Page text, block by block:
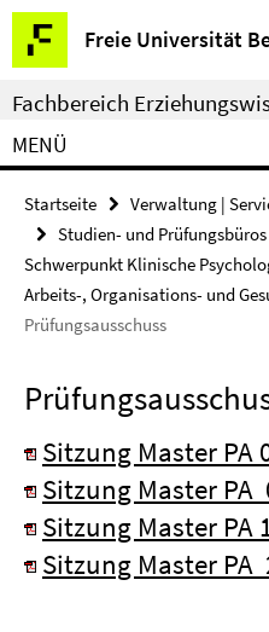
Springe
direkt
zu
Inhalt
Freie Universität
Service-
Navigation
Fachbereich
MENÜ
Startseite Verwaltung |
Studien- und Prüfungsbüros
Schwerpunkt Klinische
Arbeits-, Organisations- und
Prüfungsausschuss
Sitzung Master PA
Sitzung Master PA
Sitzung Master PA
Sitzung Master PA